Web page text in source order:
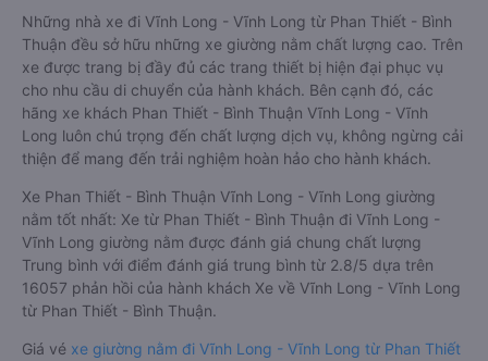
Những nhà xe đi Vĩnh Long - Vĩnh Long từ Phan Thiết - Bình
Thuận đều sở hữu những xe giường nằm chất lượng cao. Trên
xe được trang bị đầy đủ các trang thiết bị hiện đại phục vụ
cho nhu cầu di chuyển của hành khách. Bên cạnh đó, các
hãng xe khách Phan Thiết - Bình Thuận Vĩnh Long - Vĩnh
Long luôn chú trọng đến chất lượng dịch vụ, không ngừng cải
thiện để mang đến trải nghiệm hoàn hảo cho hành khách.
Xe Phan Thiết - Bình Thuận Vĩnh Long - Vĩnh Long giường
nằm tốt nhất: Xe từ Phan Thiết - Bình Thuận đi Vĩnh Long -
Vĩnh Long giường nằm được đánh giá chung chất lượng
Trung bình với điểm đánh giá trung bình từ 2.8/5 dựa trên
16057 phản hồi của hành khách Xe về Vĩnh Long - Vĩnh Long
từ Phan Thiết - Bình Thuận.
Giá vé xe giường nằm đi Vĩnh Long - Vĩnh Long từ Phan Thiết